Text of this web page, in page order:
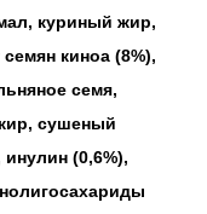
куриный жир,
киноа (8%),
семя,
сушеный
(0,6%),